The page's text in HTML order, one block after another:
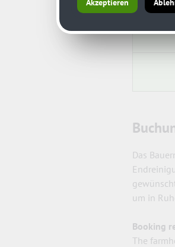
Das
um in
Booking
The
Akzeptieren